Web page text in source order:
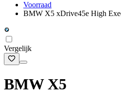
Voorraad
BMW X5 xDrive45e High
Vergelijk
BMW X5